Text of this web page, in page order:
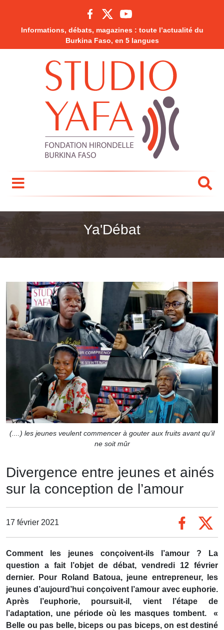
Informations, débats, magazines : toute l’actualité du
Burkina Faso, en 5 langues
Ya'Débat
(....) les jeunes veulent commencer à gouter aux fruits avant qu’il
ne soit mûr
Divergence entre jeunes et ainés
sur la conception de l’amour
17 février 2021
Comment les jeunes conçoivent-ils l’amour ? La
question a fait l’objet de débat, vendredi 12 février
dernier. Pour Roland Batoua, jeune entrepreneur, les
jeunes d’aujourd’hui conçoivent l’amour avec euphorie.
Après l’euphorie, poursuit-il, vient l’étape de
l’adaptation, une période où les masques tombent. «
Belle ou pas belle, biceps ou pas biceps, on est destiné